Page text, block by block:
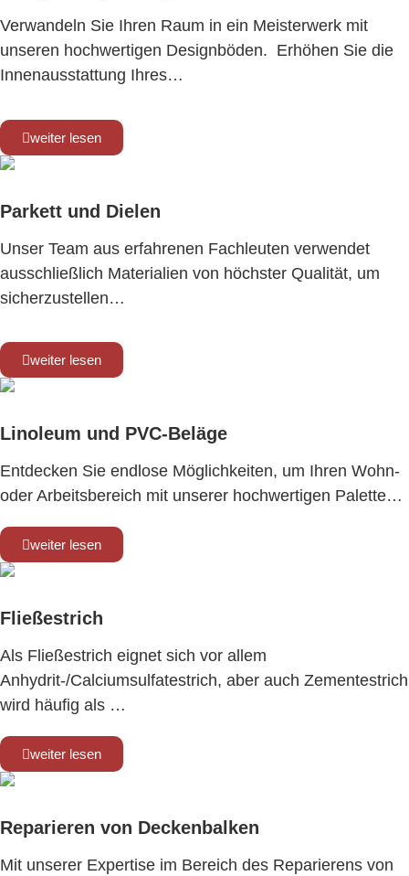
Verwandeln Sie Ihren Raum in ein Meisterwerk mit
unseren hochwertigen Designböden. Erhöhen Sie die
Innenausstattung Ihres…
weiter lesen
Parkett und Dielen
Unser Team aus erfahrenen Fachleuten verwendet
ausschließlich Materialien von höchster Qualität, um
sicherzustellen…
weiter lesen
Linoleum und PVC-Beläge
Entdecken Sie endlose Möglichkeiten, um Ihren Wohn-
oder Arbeitsbereich mit unserer hochwertigen Palette…
weiter lesen
Fließestrich
Als Fließestrich eignet sich vor allem
Anhydrit-/Calciumsulfatestrich, aber auch Zementestrich
wird häufig als …
weiter lesen
Reparieren von Deckenbalken
Mit unserer Expertise im Bereich des Reparierens von